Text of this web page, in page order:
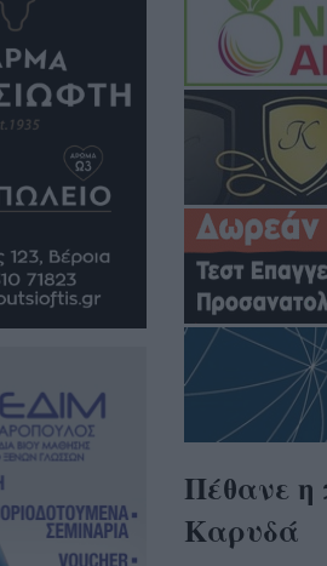
Πέθανε
Καρυδά